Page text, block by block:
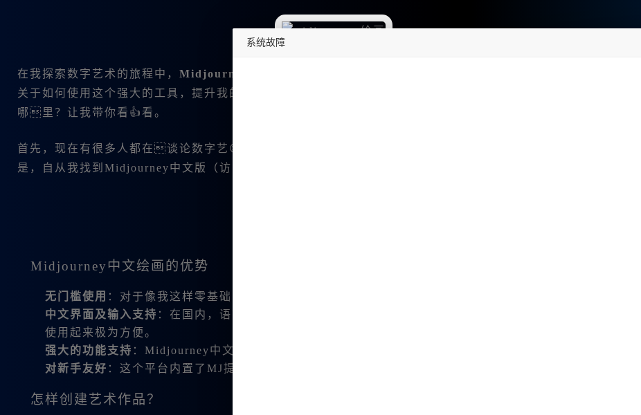
在我探索数字艺术的旅程中， Midjourney中文绘画
关于如何使用这个强大的工具，提升我的创作能力。你有没有想过使用Midjourney进行👍创 作？它的优势到底在
哪里？让我带你看👍看。
首先，现在有很多人都在谈论数字艺😊 术，尤其是像我这样的初学者，经常会被众多绘图软件弄得无从下手。但
是，自从我找到Midjourney中文版（访问官网：
Midjourney中文绘画的优势
无门槛使用 ：对于像我这样零基础的新手来说，Midjourney中文版没有复杂的操作流程，可以直接开始绘图。
中文界面及输入支持 ：在国内，语言是一大障碍，而这个工具针对国内用户进行了优化，支持直接输入中文，
使用起来极为方便。
强大的功能支持 ：Midjourney中文版支持图片微调、变幻、扩图等多种功能，满足我的创作需求。
对新手友好 ：这个平台内置了MJ提词器，无论是创作灵感还是具体的绘图方面，都极大的帮助了我。
怎样创建艺术作品？
系统故障